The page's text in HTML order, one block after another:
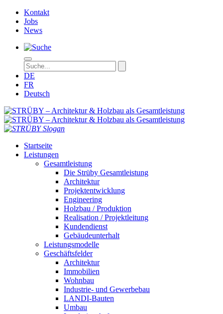
Kontakt
Jobs
News
DE
FR
Deutsch
STRÜBY –
Startseite
Leistungen
Gesamtleistung
Die Strüby Gesamtleistung
Architektur
Projektentwicklung
Engineering
Holzbau / Produktion
Realisation / Projektleitung
Kundendienst
Gebäudeunterhalt
Leistungsmodelle
Geschäftsfelder
Architektur
Immobilien
Wohnbau
Industrie- und Gewerbebau
LANDI-Bauten
Umbau